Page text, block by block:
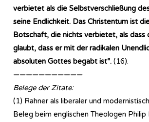
verbietet als die Selbstverschließung
seine Endlichkeit. Das Christentum ist
Botschaft, die nichts verbietet, als dass
glaubt, dass er mit der radikalen
absoluten Gottes begabt ist“. (16).
———————————
Belege der Zitate:
(1) Rahner als liberaler und
Beleg beim englischen Theologen Philip